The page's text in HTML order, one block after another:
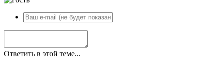
Ответить в этой теме...